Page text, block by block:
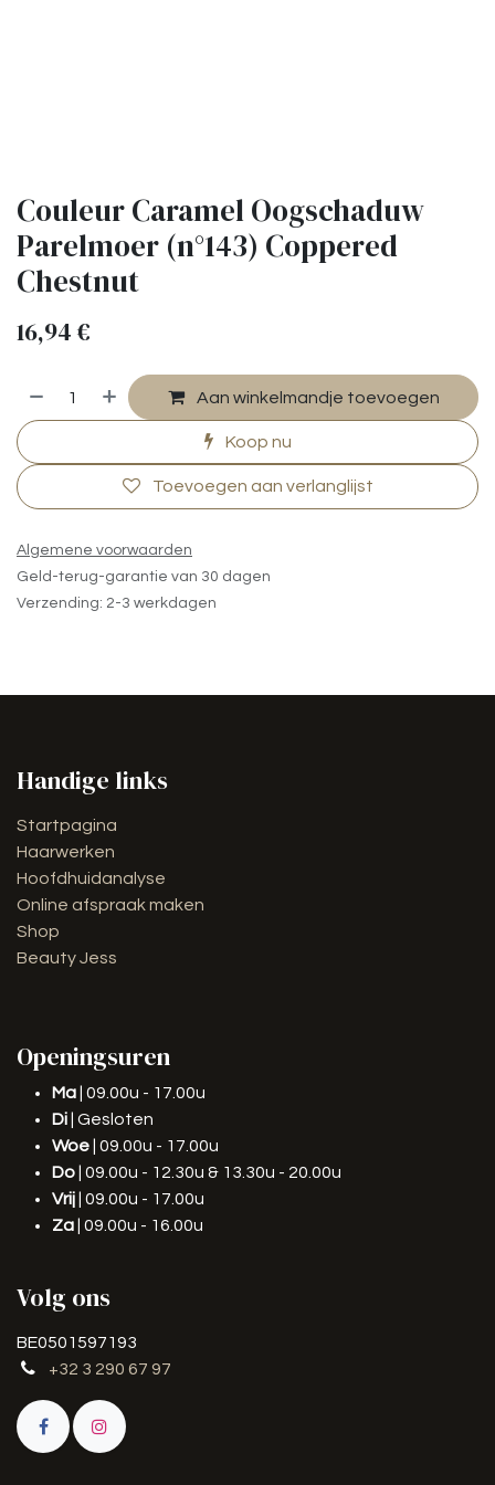
Couleur Caramel Oogschaduw
Parelmoer (n°143) Coppered
Chestnut
16,94 €
Aan winkelmandje toevoegen
Koop nu
Toevoegen aan verlanglijst
Algemene voorwaarden
Geld-terug-garantie van 30 dagen
Verzending: 2-3 werkdagen
Handige links
Startpagina
Haarwerken
Hoofdhuidanalyse
Online afspraak maken
Shop
Beauty Jess
Openingsuren
Ma | 09.00u - 17.00u
Di | Gesloten
Woe | 09.00u - 17.00u
Do | 09.00u - 12.30u & 13.30u - 20.00u
Vrij | 09.00u - 17.00u
Za | 09.00u - 16.00u
Volg ons
BE0501597193
+32 3 290 67 97